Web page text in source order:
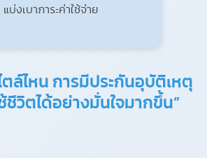
แบ่งเบาภาระค่าใช้จ่าย
ตล์ไหน การมีประกันอุบัติเหตุ
ชีวิตได้อย่างมั่นใจมากขึ้น”